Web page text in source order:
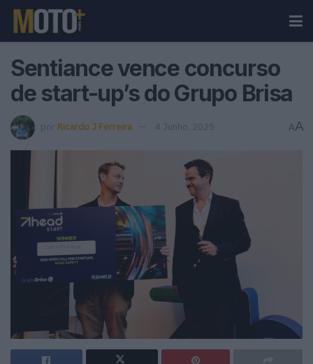
Sentiance vence concurso
de start-up’s do Grupo Brisa
por Ricardo J Ferreira 4 Junho, 2025 AA